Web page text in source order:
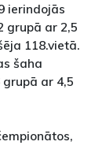
ierindojās
grupā ar 2,5
118.vietā.
šaha
ar 4,5